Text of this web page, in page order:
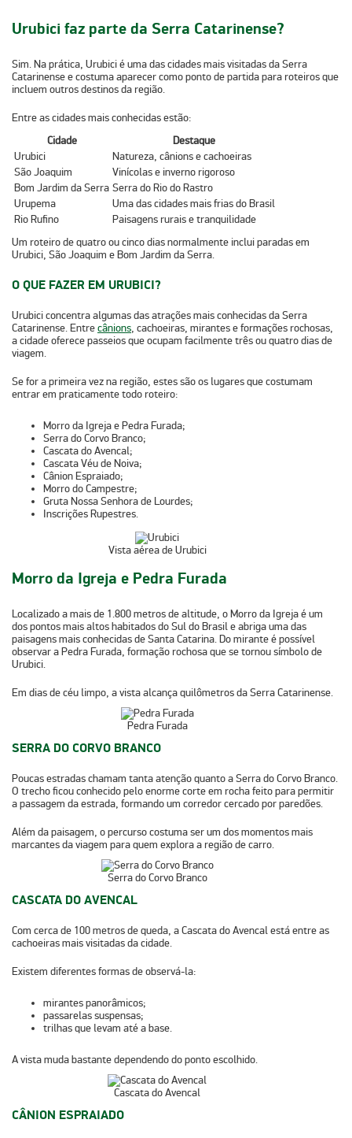
Urubici faz parte da Serra Catarinense?
Sim. Na prática, Urubici é uma das cidades mais visitadas da Serra
Catarinense e costuma aparecer como ponto de partida para roteiros que
incluem outros destinos da região.
Entre as cidades mais conhecidas estão:
Cidade
Destaque
Urubici
Natureza, cânions e cachoeiras
São Joaquim
Vinícolas e inverno rigoroso
Bom Jardim da Serra Serra do Rio do Rastro
Urupema
Uma das cidades mais frias do Brasil
Rio Rufino
Paisagens rurais e tranquilidade
Um roteiro de quatro ou cinco dias normalmente inclui paradas em
Urubici, São Joaquim e Bom Jardim da Serra.
O QUE FAZER EM URUBICI?
Urubici concentra algumas das atrações mais conhecidas daSerra
Catarinense. Entrecânions, cachoeiras, mirantes e formações rochosas,
a cidade oferece passeios que ocupam facilmente três ou quatro dias de
viagem.
Se for a primeira vez na região, estes são os lugares que costumam
entrar em praticamente todo roteiro:
Morro da Igreja e Pedra Furada;
Serra do Corvo Branco;
Cascata do Avencal;
Cascata Véu de Noiva;
Cânion Espraiado;
Morro do Campestre;
Gruta Nossa Senhora de Lourdes;
Inscrições Rupestres.
Vista aérea de Urubici
Morro da Igreja e Pedra Furada
Localizado a mais de 1.800 metros de altitude, o Morro da Igreja é um
dos pontos mais altos habitados do Sul do Brasil e abriga uma das
paisagens mais conhecidas de Santa Catarina. Do mirante é possível
observar aPedra Furada, formação rochosa que se tornou símbolo de
Urubici.
Em dias de céu limpo, a vista alcança quilômetros da Serra Catarinense.
Pedra Furada
SERRA DO CORVO BRANCO
Poucas estradas chamam tanta atenção quanto a Serra do Corvo Branco.
O trecho ficou conhecido pelo enorme corte em rocha feito para permitir
a passagem da estrada, formando um corredor cercado por paredões.
Além da paisagem, o percurso costuma ser um dos momentos mais
marcantes da viagem para quem explora a região de carro.
Serra do Corvo Branco
CASCATA DO AVENCAL
Com cerca de 100 metros de queda, a Cascata do Avencal está entre as
cachoeiras mais visitadas da cidade.
Existem diferentes formas de observá-la:
mirantes panorâmicos;
passarelas suspensas;
trilhas que levam até a base.
A vista muda bastante dependendo do ponto escolhido.
Cascata do Avencal
CÂNION ESPRAIADO